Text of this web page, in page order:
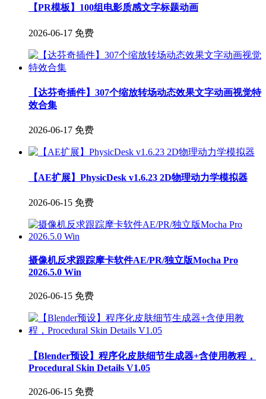
【PR模板】100组电影质感文字标题动画
2026-06-17 免费
【达芬奇插件】307个缩放转场动态效果文字动画视觉特
效合集
2026-06-17 免费
【AE扩展】PhysicDesk v1.6.23 2D物理动力学模拟器
2026-06-15 免费
摄像机反求跟踪摩卡软件AE/PR/独立版Mocha Pro
2026.5.0 Win
2026-06-15 免费
【Blender预设】程序化皮肤细节生成器+含使用教程，
Procedural Skin Details V1.05
2026-06-15 免费